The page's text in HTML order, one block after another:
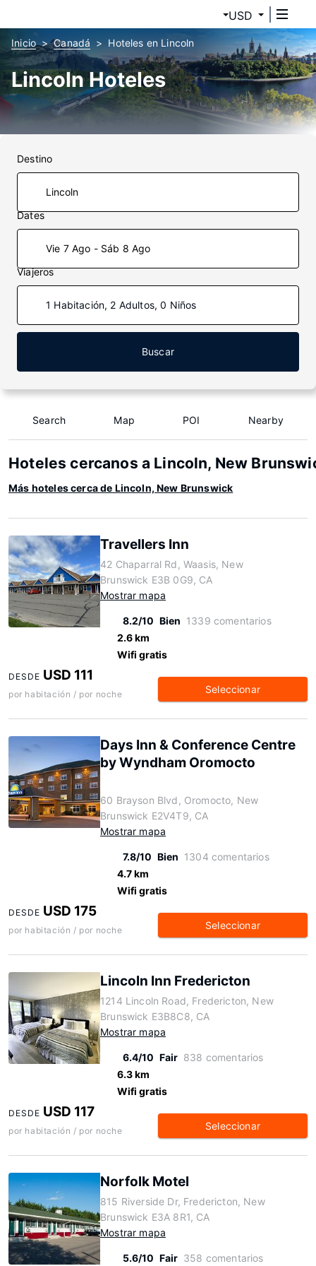
USD
Inicio Canadá Hoteles en Lincoln
Lincoln Hoteles
Destino
Dates
Vie 7 Ago - Sáb 8 Ago
Viajeros
1 Habitación, 2 Adultos, 0 Niños
Buscar
Search Map POI Nearby
Hoteles cercanos a Lincoln, New
Más hoteles cerca de Lincoln, New Brunswick
Travellers Inn
42 Chaparral Rd, Waasis, New
Brunswick E3B 0G9, CA
Mostrar mapa
8.2/10 Bien 1339 comentarios
2.6 km
Wifi gratis
DESDE USD 111
por habitación / por noche Seleccionar
Days Inn & Conference Centre
by Wyndham Oromocto
60 Brayson Blvd, Oromocto, New
Brunswick E2V4T9, CA
Mostrar mapa
7.8/10 Bien 1304 comentarios
4.7 km
Wifi gratis
DESDE USD 175
por habitación / por noche Seleccionar
Lincoln Inn Fredericton
1214 Lincoln Road, Fredericton, New
Brunswick E3B8C8, CA
Mostrar mapa
6.4/10 Fair 838 comentarios
6.3 km
Wifi gratis
DESDE USD 117
por habitación / por noche Seleccionar
Norfolk Motel
815 Riverside Dr, Fredericton, New
Brunswick E3A 8R1, CA
Mostrar mapa
5.6/10 Fair 358 comentarios